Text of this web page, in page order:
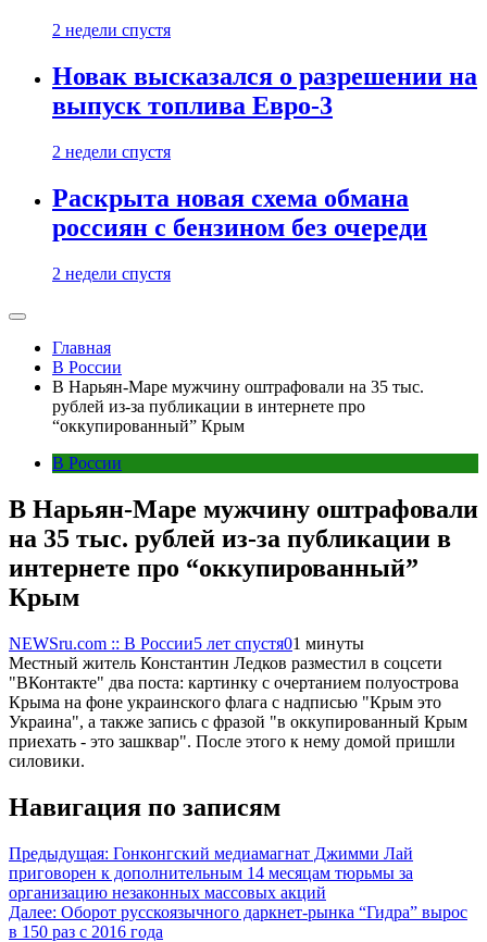
2 недели спустя
Новак высказался о разрешении на
выпуск топлива Евро-3
2 недели спустя
Раскрыта новая схема обмана
россиян с бензином без очереди
2 недели спустя
Главная
В России
В Нарьян-Маре мужчину оштрафовали на 35 тыс.
рублей из-за публикации в интернете про
“оккупированный” Крым
В России
В Нарьян-Маре мужчину оштрафовали
на 35 тыс. рублей из-за публикации в
интернете про “оккупированный”
Крым
NEWSru.com :: В России5 лет спустя01 минуты
Местный житель Константин Ледков разместил в соцсети
"ВКонтакте" два поста: картинку с очертанием полуострова
Крыма на фоне украинского флага с надписью "Крым это
Украина", а также запись с фразой "в оккупированный Крым
приехать - это зашквар". После этого к нему домой пришли
силовики.
Навигация по записям
Предыдущая: Гонконгский медиамагнат Джимми Лай
приговорен к дополнительным 14 месяцам тюрьмы за
организацию незаконных массовых акций
Далее: Оборот русскоязычного даркнет-рынка “Гидра” вырос
в 150 раз с 2016 года